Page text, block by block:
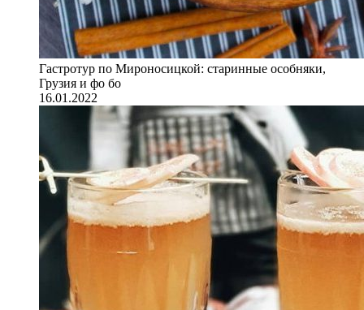
Гастротур по Мироносицкой: старинные особняки,
Грузия и фо бо
16.01.2022